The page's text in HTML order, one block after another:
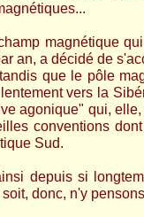
magnétique
an, a décidé de
que le pôle
vers la
agonique" qui,
conventions
Sud.
depuis si
donc, n'y